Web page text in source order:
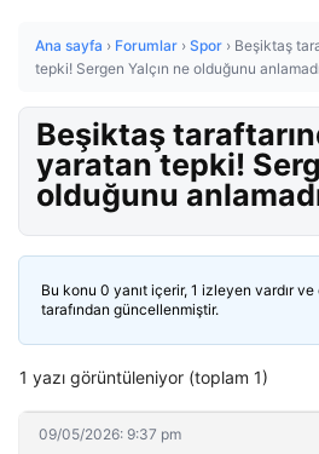
Ana sayfa › Forumlar › Spor › Beşiktaş
tepki! Sergen Yalçın ne olduğunu anlamadı
Beşiktaş
yaratan tepki!
olduğunu
Bu konu 0 yanıt içerir, 1 izleyen vardır ve
tarafından güncellenmiştir.
1 yazı görüntüleniyor (toplam 1)
09/05/2026: 9:37 pm